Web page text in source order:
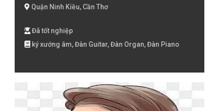
Quận Ninh Kiều, Cần Thơ
Đã tốt nghiệp
ký xướng âm, Đàn Guitar, Đàn Organ, Đàn Piano